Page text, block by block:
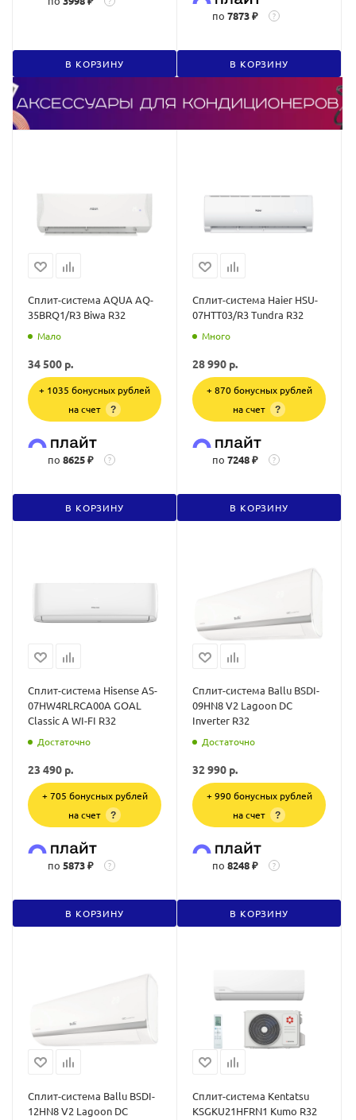
В КОРЗИНУ
по 7873 ₽ ?
В КОРЗИНУ
Сплит-система AQUA AQ-
35BRQ1/R3 Biwa R32
Мало
34 500 р.
+ 1035 бонусных рублей
на счет
?
по 8625 ₽ ?
В КОРЗИНУ
Сплит-система Haier HSU-
07HTT03/R3 Tundra R32
Много
28 990 р.
+ 870 бонусных рублей
на счет
?
по 7248 ₽ ?
В КОРЗИНУ
Сплит-система Hisense AS-
07HW4RLRCA00A GOAL
Classic A WI-FI R32
Достаточно
23 490 р.
+ 705 бонусных рублей
на счет
?
по 5873 ₽ ?
В КОРЗИНУ
Сплит-система Ballu BSDI-
09HN8 V2 Lagoon DC
Inverter R32
Достаточно
32 990 р.
+ 990 бонусных рублей
на счет
?
по 8248 ₽ ?
В КОРЗИНУ
Сплит-система Ballu BSDI-
12HN8 V2 Lagoon DC
Сплит-система Kentatsu
KSGKU21HFRN1 Kumo R32